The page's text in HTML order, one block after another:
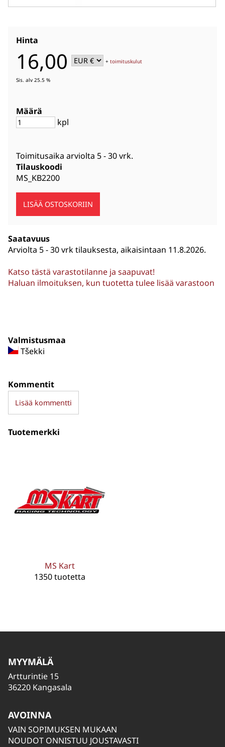
Hinta
16,00 +toimituskulut
Sis. alv 25.5 %
Määrä
kpl
Toimitusaika arviolta 5 - 30 vrk.
Tilauskoodi
MS_KB2200
Saatavuus
Arviolta 5 - 30 vrk tilauksesta, aikaisintaan 11.8.2026.
Katso tästä varastotilanne ja saapuvat!
Haluan ilmoituksen, kun tuotetta tulee lisää varastoon
Valmistusmaa
Tšekki
Kommentit
Lisää kommentti
Tuotemerkki
MS Kart
1350 tuotetta
MYYMÄLÄ
Artturintie 15
36220 Kangasala
AVOINNA
VAIN SOPIMUKSEN MUKAAN
NOUDOT ONNISTUU JOUSTAVASTI